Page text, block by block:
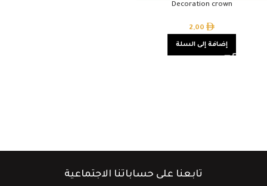
Decoration crown
2,00
إضافة إلى السلة
تابعنا على حساباتنا الاجتماعية